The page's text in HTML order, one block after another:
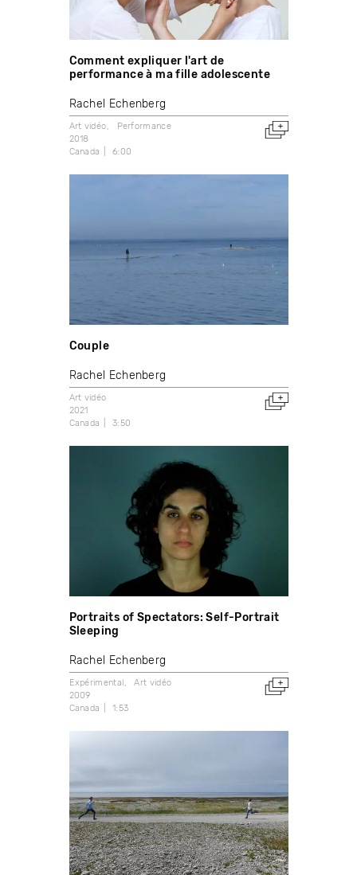
Comment expliquer l'art de
performance à ma fille adolescente
Rachel Echenberg
Art vidéo
Performance
2018
Canada
6:00
Couple
Rachel Echenberg
Art vidéo
2021
Canada
3:50
Portraits of Spectators: Self-Portrait
Sleeping
Rachel Echenberg
Expérimental
Art vidéo
2009
Canada
1:53